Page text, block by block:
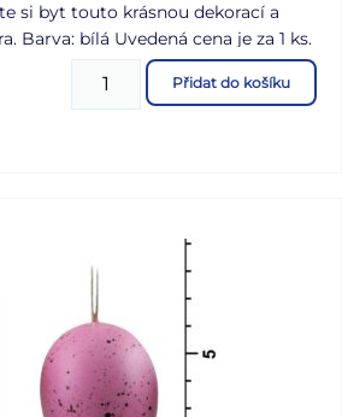
si byt touto krásnou dekorací a
Barva: bílá Uvedená cena je za 1 ks.
Přidat do košíku